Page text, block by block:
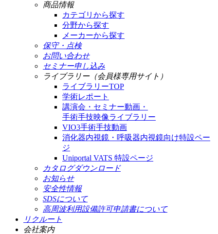
商品情報
カテゴリから探す
分野から探す
メーカーから探す
保守・点検
お問い合わせ
セミナー申し込み
ライブラリー（会員様専用サイト）
ライブラリーTOP
学術レポート
講演会・セミナー動画・
手術手技映像ライブラリー
VIO3手術手技動画
消化器内視鏡・呼吸器内視鏡向け特設ペー
ジ
Uniportal VATS 特設ページ
カタログダウンロード
お知らせ
安全性情報
SDSについて
高周波利用設備許可申請書について
リクルート
会社案内